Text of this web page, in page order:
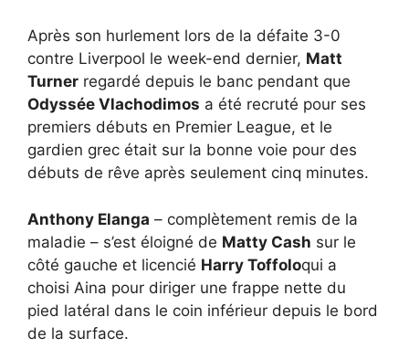
Après son hurlement lors de la défaite 3-0
contre Liverpool le week-end dernier, Matt
Turner regardé depuis le banc pendant que
Odyssée Vlachodimos a été recruté pour ses
premiers débuts en Premier League, et le
gardien grec était sur la bonne voie pour des
débuts de rêve après seulement cinq minutes.
Anthony Elanga – complètement remis de la
maladie – s’est éloigné de Matty Cash sur le
côté gauche et licencié Harry Toffoloqui a
choisi Aina pour diriger une frappe nette du
pied latéral dans le coin inférieur depuis le bord
de la surface.